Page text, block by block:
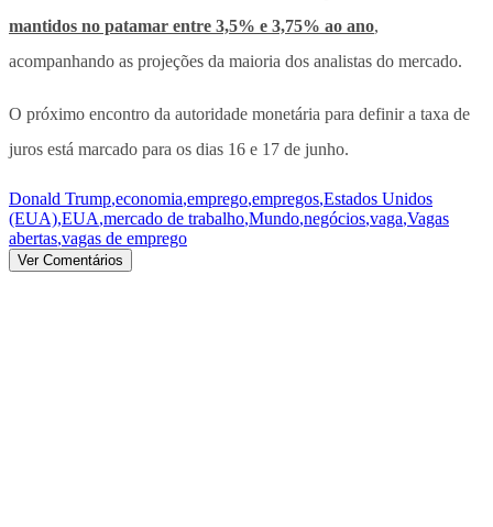
mantidos no patamar entre 3,5% e 3,75% ao ano,
acompanhando as projeções da maioria dos analistas do mercado.
O próximo encontro da autoridade monetária para definir a taxa de
juros está marcado para os dias 16 e 17 de junho.
Donald Trump,economia,emprego,empregos,Estados Unidos
(EUA),EUA,mercado de trabalho,Mundo,negócios,vaga,Vagas
abertas,vagas de emprego
Ver Comentários